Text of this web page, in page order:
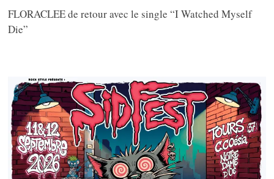
FLORACLEE de retour avec le single “I Watched Myself
Die”